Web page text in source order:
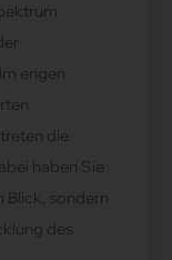
engen
die
haben Sie
Blick, sondern
des